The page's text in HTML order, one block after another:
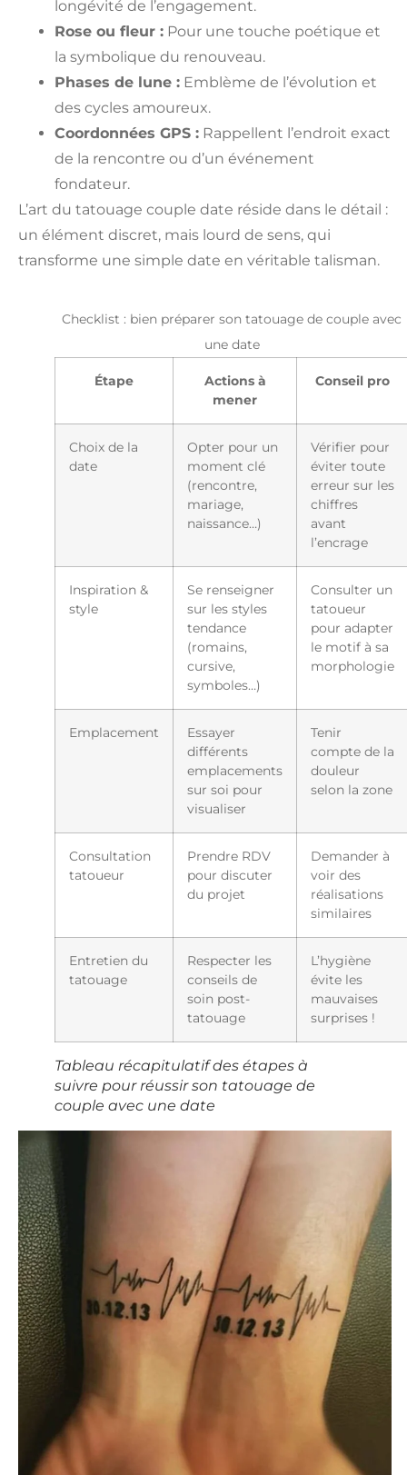
longévité de l’engagement.
Rose ou fleur : Pour une touche poétique et
la symbolique du renouveau.
Phases de lune : Emblème de l’évolution et
des cycles amoureux.
Coordonnées GPS : Rappellent l’endroit exact
de la rencontre ou d’un événement
fondateur.
L’art du tatouage couple date réside dans le détail :
un élément discret, mais lourd de sens, qui
transforme une simple date en véritable talisman.
Checklist : bien préparer son tatouage de couple avec
une date
Étape
Actions à
mener
Conseil pro
Choix de la
date
Opter pour un
moment clé
(rencontre,
mariage,
naissance…)
Vérifier pour
éviter toute
erreur sur les
chiffres
avant
l’encrage
Inspiration &
style
Se renseigner
sur les styles
tendance
(romains,
cursive,
symboles…)
Consulter un
tatoueur
pour adapter
le motif à sa
morphologie
Emplacement
Essayer
différents
emplacements
sur soi pour
visualiser
Tenir
compte de la
douleur
selon la zone
Consultation
tatoueur
Prendre RDV
pour discuter
du projet
Demander à
voir des
réalisations
similaires
Entretien du
tatouage
Respecter les
conseils de
soin post-
tatouage
L’hygiène
évite les
mauvaises
surprises !
Tableau récapitulatif des étapes à
suivre pour réussir son tatouage de
couple avec une date